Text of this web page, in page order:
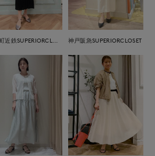
神戸阪急SUPERIORCLOSET